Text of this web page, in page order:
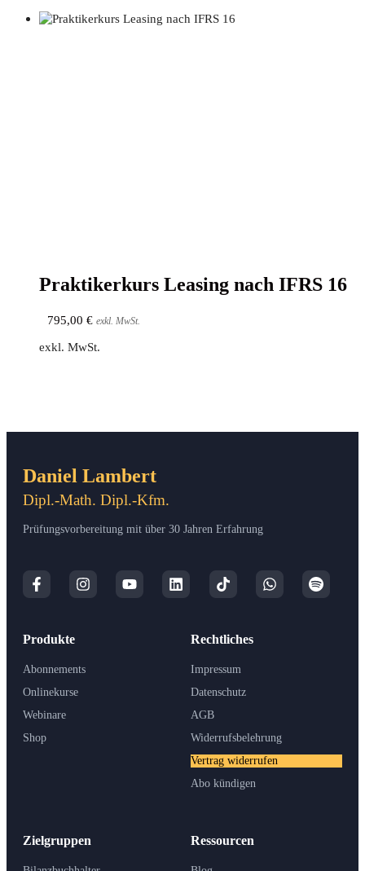
Prak­ti­ker­kurs Lea­sing nach IFRS 16
795,00 € exkl. MwSt.
exkl. MwSt.
Daniel Lambert
Dipl.-Math. Dipl.-Kfm.
Prüfungsvorbereitung mit über 30 Jahren Erfahrung
Produkte
Abonnements
Onlinekurse
Webinare
Shop
Zielgruppen Ressourcen
Rechtliches
Impressum
Datenschutz
AGB
Widerrufsbelehrung
Vertrag widerrufen
Abo kündigen